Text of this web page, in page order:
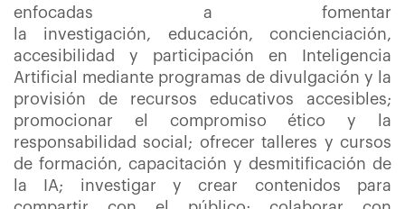
enfocadas a fomentar
la investigación, educación, concienciación,
accesibilidad y participación en Inteligencia
Artificial mediante programas de divulgación y la
provisión de recursos educativos accesibles;
promocionar el compromiso ético y la
responsabilidad social; ofrecer talleres y cursos
de formación, capacitación y desmitificación de
la IA; investigar y crear contenidos para